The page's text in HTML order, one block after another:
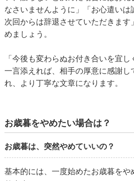
なさいませんように」「お心遣いは
次回からは辞退させていただきます
めましょう。
「今後も変わらぬお付き合いを宜
一言添えれば、相手の厚意に感謝し
れ、より丁寧な文章になります。
お歳暮をやめたい場合は？
お歳暮は、突然やめていいの？
基本的には、一度始めたお歳暮をや